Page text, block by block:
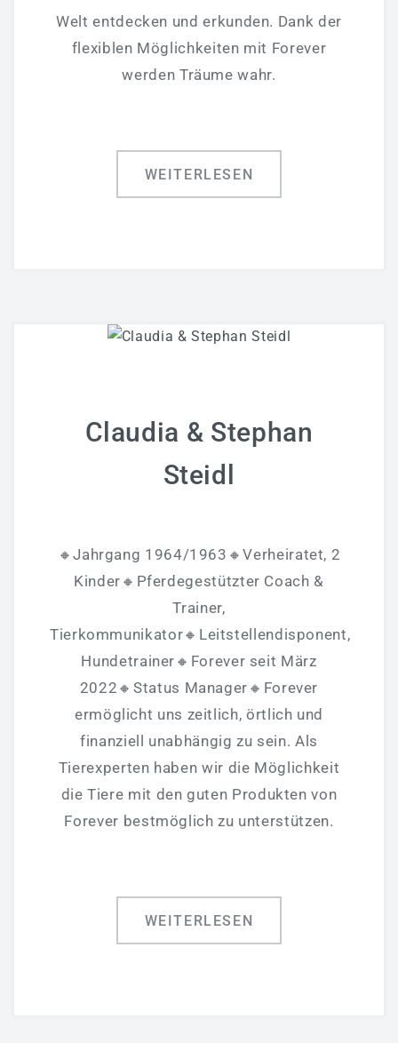
Welt entdecken und erkunden. Dank der
flexiblen Möglichkeiten mit Forever
werden Träume wahr.
WEITERLESEN
Claudia & Stephan
Steidl
🔸Jahrgang 1964/1963🔸Verheiratet, 2
Kinder🔸Pferdegestützter Coach &
Trainer,
Tierkommunikator🔸Leitstellendisponent,
Hundetrainer🔸Forever seit März
2022🔸Status Manager🔸Forever
ermöglicht uns zeitlich, örtlich und
finanziell unabhängig zu sein. Als
Tierexperten haben wir die Möglichkeit
die Tiere mit den guten Produkten von
Forever bestmöglich zu unterstützen.
WEITERLESEN